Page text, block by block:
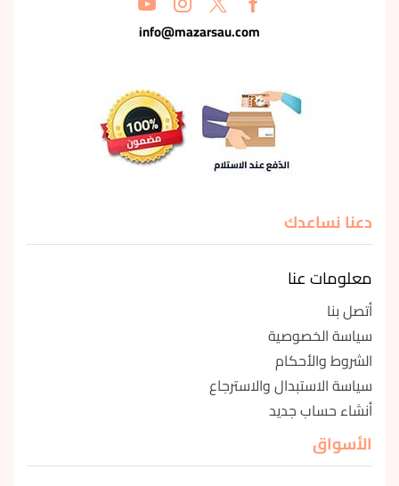
info@mazarsau.com
دعنا نساعدك
معلومات عنا
أتصل بنا
سياسة الخصوصية
الشروط والأحكام
سياسة الاستبدال والاسترجاع
أنشاء حساب جديد
الأسواق